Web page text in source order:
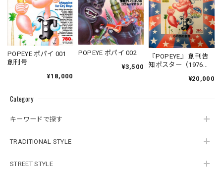
Category
キーワードで探す
TRADITIONAL STYLE
STREET STYLE
POPEYE ポパイ 001
創刊号
¥18,000
POPEYE ポパイ 002
¥3,500
『POPEYE』 創刊告
知ポスター（1976
¥20,000